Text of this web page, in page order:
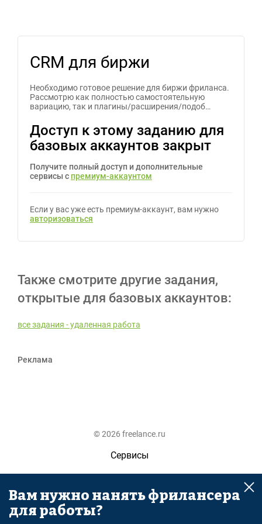
CRM для биржи
Необходимо готовое решение для биржи фриланса.
Рассмотрю как полностью самостоятельную
вариацию, так и плагины/расширения/подоб…
Доступ к этому заданию для
базовых аккаунтов закрыт
Получите полный доступ и дополнительные
сервисы с премиум-аккаунтом
Если у вас уже есть премиум-аккаунт, вам нужно
авторизоваться
Также смотрите другие задания,
открытые для базовых аккаунтов:
все задания - удаленная работа
Реклама
© 2026 freelance.ru
Сервисы
Помощь
Поиск
Вам нужно нанять фрилансера
для работы?